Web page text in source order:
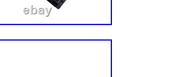
complet dans notre
d’avance! Remarque